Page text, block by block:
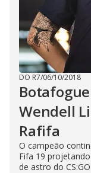
DO R7/06/10/2018
Wendell
Rafifa
O campeão
Fifa 19
de astro do CS:GO